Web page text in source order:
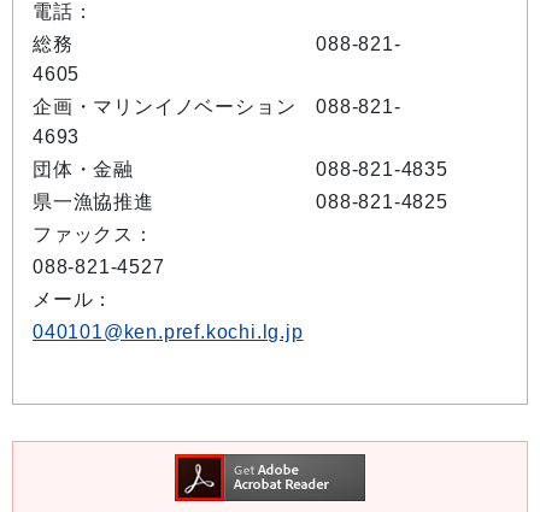
電話：
総務 088-821-
4605
企画・マリンイノベーション 088-821-
4693
団体・金融 088-821-4835
県一漁協推進 088-821-4825
ファックス：
088-821-4527
メール：
040101@ken.pref.kochi.lg.jp